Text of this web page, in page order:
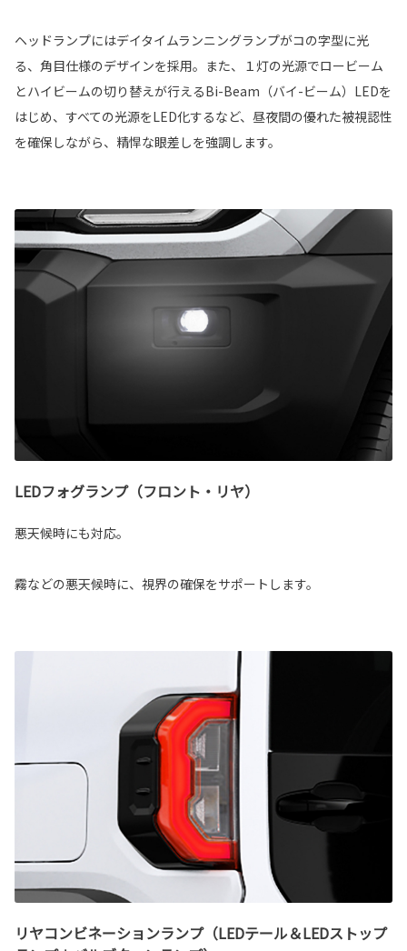
ヘッドランプにはデイタイムランニングランプがコの字型に光
る、角目仕様のデザインを採用。また、１灯の光源でロービーム
とハイビームの切り替えが行えるBi-Beam（バイ-ビーム）LEDを
はじめ、すべての光源をLED化するなど、昼夜間の優れた被視認性
を確保しながら、精悍な眼差しを強調します。
LEDフォグランプ（フロント・リヤ）
悪天候時にも対応。
霧などの悪天候時に、視界の確保をサポートします。
リヤコンビネーションランプ（LEDテール＆LEDストップ